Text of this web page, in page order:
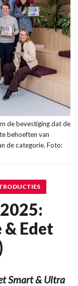
de bevestiging dat de
behoeften van
de categorie. Foto:
Edet
Smart & Ultra